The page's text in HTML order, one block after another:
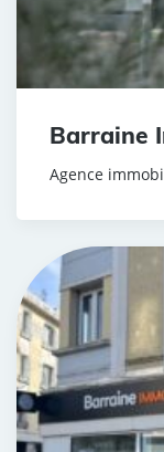
Barraine
Agence